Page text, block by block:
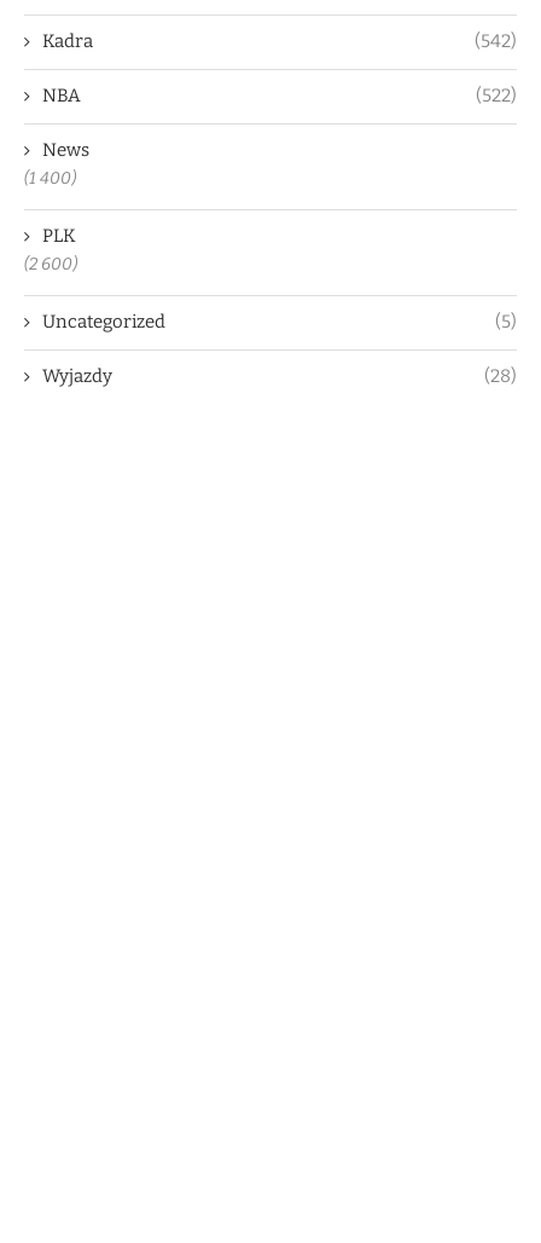
Kadra (542)
NBA (522)
News
(1 400)
PLK
(2 600)
Uncategorized (5)
Wyjazdy (28)